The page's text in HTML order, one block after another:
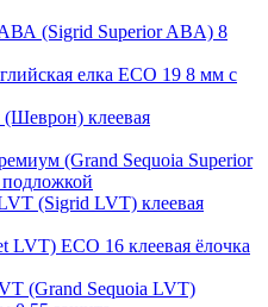
(Sigrid Superior ABA) 8
елка ECO 19 8 мм с
клеевая
(Grand Sequoia Superior
(Sigrid LVT) клеевая
ECO 16 клеевая ёлочка
(Grand Sequoia LVT)